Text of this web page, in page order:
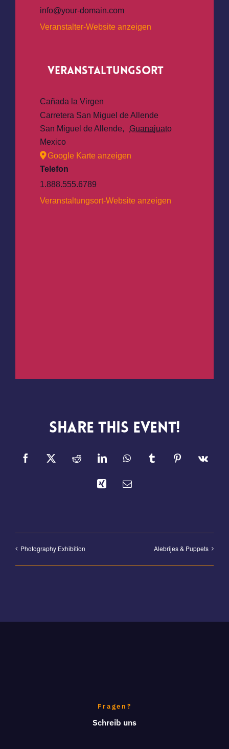
info@your-domain.com
Veranstalter-Website anzeigen
Veranstaltungsort
Cañada la Virgen
Carretera San Miguel de Allende
San Miguel de Allende,
Guanajuato
Mexico
Google Karte anzeigen
Telefon
1.888.555.6789
Veranstaltungsort-Website anzeigen
Share This Event!
Facebook
X RedditLinkedInWhatsAppTumblrPinterest
Vk
Xing
E-
Photography Exhibition Alebrijes & Puppets
Fragen?
Schreib uns